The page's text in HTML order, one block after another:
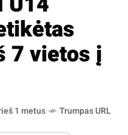
7 vietos į
1 metus Trumpas URL